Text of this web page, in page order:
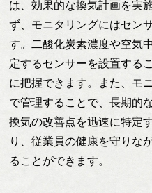
は、効果的な換気計画を実
ず、モニタリングにはセン
す。二酸化炭素濃度や空気
定するセンサーを設置する
に把握できます。また、モ
で管理することで、長期的
換気の改善点を迅速に特定
り、従業員の健康を守りな
ることができます。